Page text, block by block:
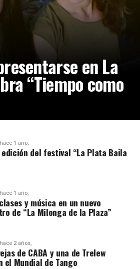
en La
“Tiempo como
hace 1 año,
edición del festival “La Plata Baila
hace 1 año,
y música en un nuevo
de “La Milonga de la Plaza”
hace 2 años,
de CABA y una de Trelew
el Mundial de Tango